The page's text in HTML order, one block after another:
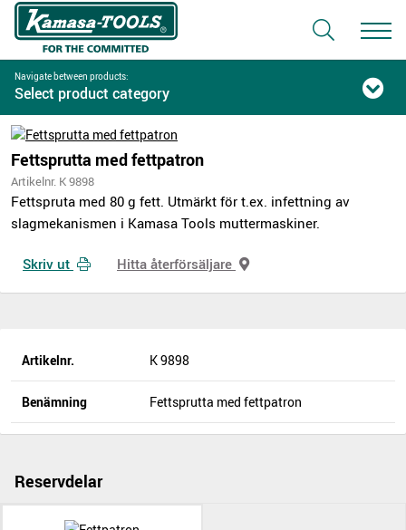
Navigate between products:
Select product category
Fettsprutta med fettpatron
Artikelnr. K 9898
Fettspruta med 80 g fett. Utmärkt för t.ex. infettning av
slagmekanismen i Kamasa Tools muttermaskiner.
Skriv ut Hitta återförsäljare
Artikelnr. K 9898
Benämning Fettsprutta med fettpatron
Reservdelar